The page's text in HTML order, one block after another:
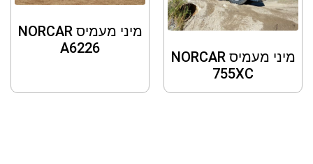
מיני מעמיס NORCAR
755XC
מיני מעמיס NORCAR
A6226